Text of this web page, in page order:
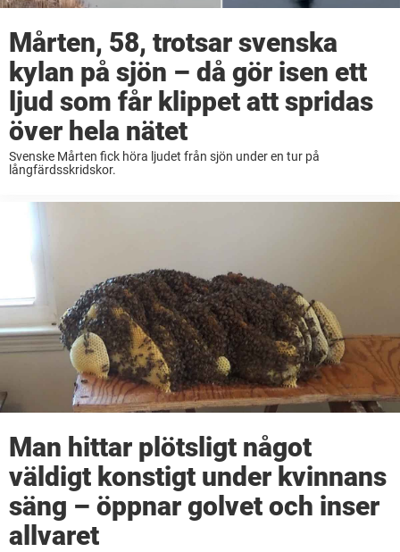
Mårten, 58, trotsar svenska
kylan på sjön – då gör isen ett
ljud som får klippet att spridas
över hela nätet
Svenske Mårten fick höra ljudet från sjön under en tur på
långfärdsskridskor.
Man hittar plötsligt något
väldigt konstigt under kvinnans
säng – öppnar golvet och inser
allvaret